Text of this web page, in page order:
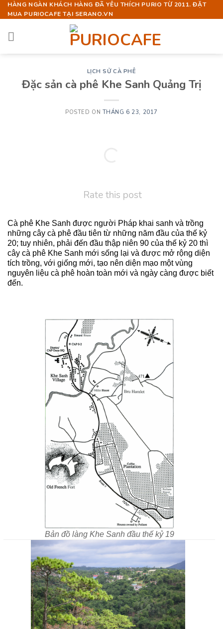
Skip
to
content
HÀNG NGÀN KHÁCH HÀNG ĐÃ YÊU THÍCH PURIO TỪ 2011. ĐẶT
MUA PURIOCAFE TẠI SERANO.VN
LỊCH SỬ CÀ PHÊ
Đặc sản cà phê Khe Sanh Quảng Trị
POSTED ON THÁNG 6 23, 2017
Rate this post
Cà phê Khe Sanh được người Pháp khai sanh và trồng
những cây cà phê đầu tiên từ những năm đầu của thế kỷ
20; tuy nhiên, phải đến đầu thập niên 90 của thế kỷ 20 thì
cây cà phê Khe Sanh mới sống lại và được mở rộng diện
tích trồng, với giống mới, tạo nên diện mạo một vùng
nguyên liệu cà phê hoàn toàn mới và ngày càng được biết
đến.
Bản đồ làng Khe Sanh đầu thế kỷ 19